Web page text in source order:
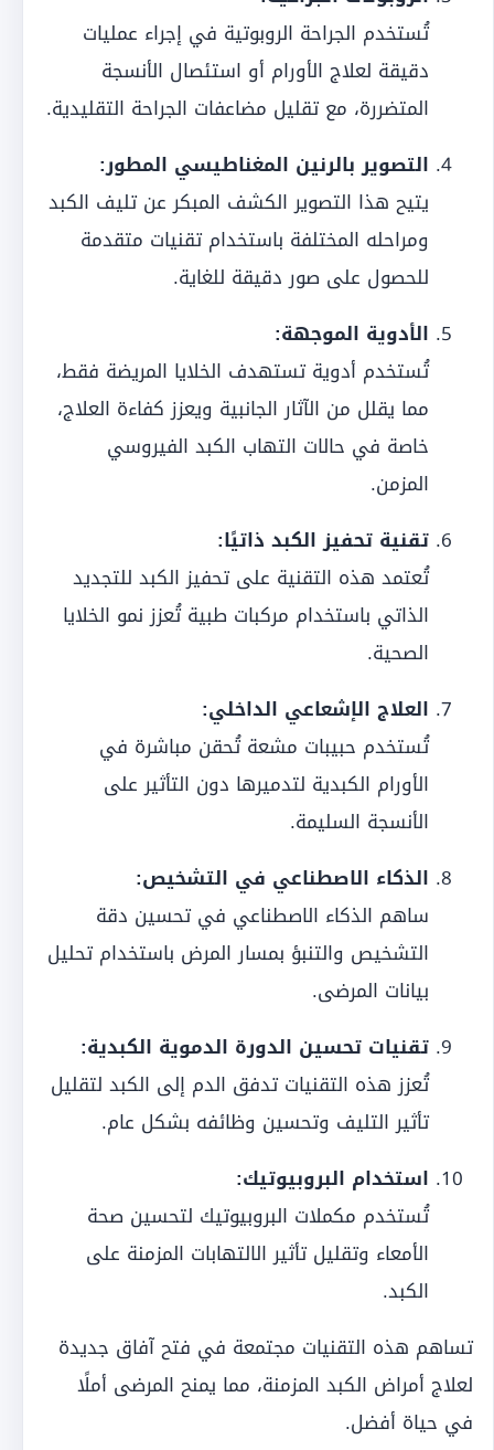
تُستخدم الجراحة الروبوتية في إجراء عمليات
دقيقة لعلاج الأورام أو استئصال الأنسجة
المتضررة، مع تقليل مضاعفات الجراحة التقليدية.
التصوير بالرنين المغناطيسي المطور:
يتيح هذا التصوير الكشف المبكر عن تليف الكبد
ومراحله المختلفة باستخدام تقنيات متقدمة
للحصول على صور دقيقة للغاية.
الأدوية الموجهة:
تُستخدم أدوية تستهدف الخلايا المريضة فقط،
مما يقلل من الآثار الجانبية ويعزز كفاءة العلاج،
خاصة في حالات التهاب الكبد الفيروسي
المزمن.
تقنية تحفيز الكبد ذاتيًا:
تُعتمد هذه التقنية على تحفيز الكبد للتجديد
الذاتي باستخدام مركبات طبية تُعزز نمو الخلايا
الصحية.
العلاج الإشعاعي الداخلي:
تُستخدم حبيبات مشعة تُحقن مباشرة في
الأورام الكبدية لتدميرها دون التأثير على
الأنسجة السليمة.
الذكاء الاصطناعي في التشخيص:
ساهم الذكاء الاصطناعي في تحسين دقة
التشخيص والتنبؤ بمسار المرض باستخدام تحليل
بيانات المرضى.
تقنيات تحسين الدورة الدموية الكبدية:
تُعزز هذه التقنيات تدفق الدم إلى الكبد لتقليل
تأثير التليف وتحسين وظائفه بشكل عام.
استخدام البروبيوتيك:
تُستخدم مكملات البروبيوتيك لتحسين صحة
الأمعاء وتقليل تأثير الالتهابات المزمنة على
الكبد.
تساهم هذه التقنيات مجتمعة في فتح آفاق جديدة
لعلاج أمراض الكبد المزمنة، مما يمنح المرضى أملًا
في حياة أفضل.